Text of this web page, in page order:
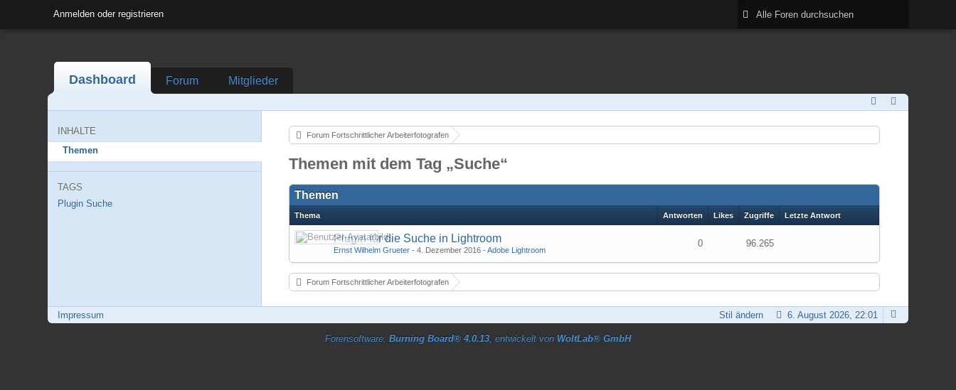
Anmelden oder registrieren
Dashboard Forum Mitglieder
INHALTE
Themen
TAGS
Plugin Suche
Forum Fortschrittlicher Arbeiterfotografen
Themen mit dem Tag „Suche“
Themen
Thema Antworten Likes Zugriffe Letzte Antwort
Plugin für die Suche in Lightroom
Ernst Wilhelm Grueter -4. Dezember 2016 -Adobe Lightroom
0 96.265
Forum Fortschrittlicher Arbeiterfotografen
Impressum 6. August 2026, 22:01
Stil ändern
Forensoftware: Burning Board® 4.0.13, entwickelt von WoltLab® GmbH